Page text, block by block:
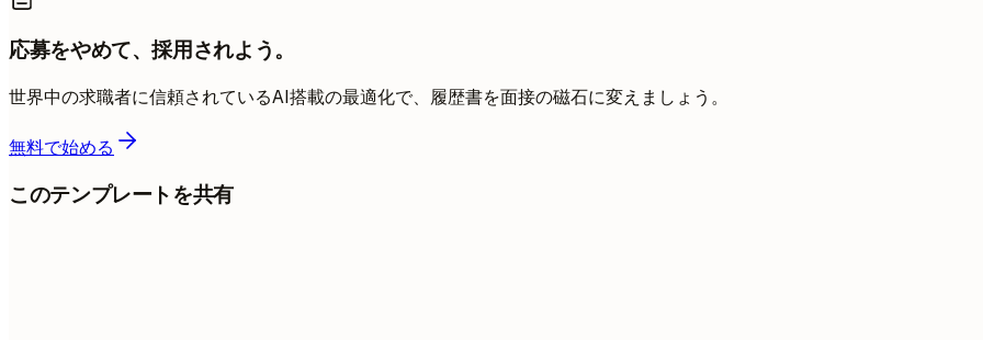
応募をやめて、採用されよう。
世界中の求職者に信頼されているAI搭載の最適化で、履歴書を面接の磁石に変えましょう。
無料で始める
このテンプレートを共有